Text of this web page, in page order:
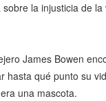
la injusticia de
James Bowen
hasta qué punto su
una mascota.